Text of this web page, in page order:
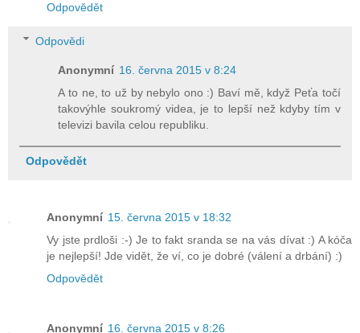
Odpovědět
Odpovědi
Anonymní 16. června 2015 v 8:24
A to ne, to už by nebylo ono :) Baví mě, když Peťa točí
takovýhle soukromý videa, je to lepší než kdyby tím v
televizi bavila celou republiku.
Odpovědět
Anonymní 15. června 2015 v 18:32
Vy jste prdloši :-) Je to fakt sranda se na vás dívat :) A kóča
je nejlepší! Jde vidět, že ví, co je dobré (válení a drbání) :)
Odpovědět
Anonymní 16. června 2015 v 8:26